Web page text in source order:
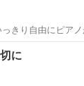
出来るんです。 自主ト
に